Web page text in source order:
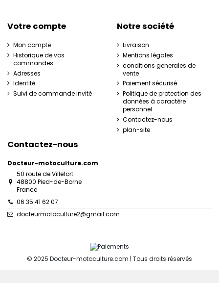
Votre compte
Mon compte
Historique de vos
commandes
Adresses
Identité
Suivi de commande invité
Notre société
Livraison
Mentions légales
conditions generales de
vente
Paiement sécurisé
Politique de protection des
données à caractère
personnel
Contactez-nous
plan-site
Contactez-nous
Docteur-motoculture.com
50 route de Villefort
48800 Pied-de-Borne
France
06 35 41 62 07
docteurmotoculture2@gmail.com
© 2025 Docteur-motoculture.com | Tous droits réservés